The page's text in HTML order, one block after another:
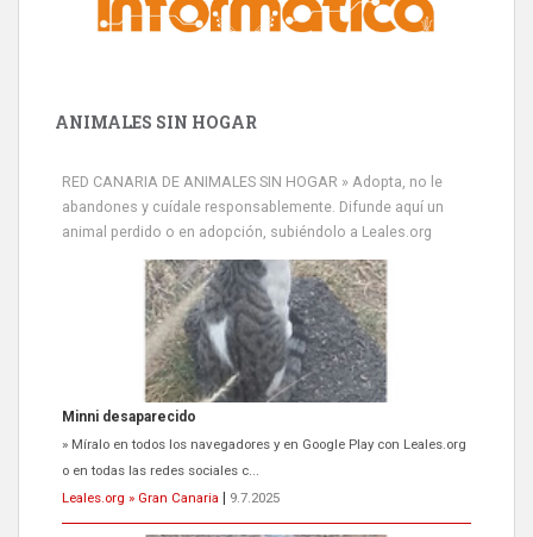
ANIMALES SIN HOGAR
RED CANARIA DE ANIMALES SIN HOGAR » Adopta, no le
abandones y cuídale responsablemente. Difunde aquí un
animal perdido o en adopción, subiéndolo a Leales.org
Minni desaparecido
» Míralo en todos los navegadores y en Google Play con Leales.org
o en todas las redes sociales c...
Leales.org » Gran Canaria
9.7.2025